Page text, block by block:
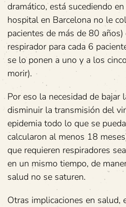
dramático, está sucediendo
hospital en Barcelona no le
pacientes de más de 80
respirador para cada 6
se lo ponen a uno y a los
morir).
Por eso la necesidad de bajar
disminuir la transmisión del
epidemia todo lo que se
calcularon al menos 18
que requieren respiradores
en un mismo tiempo, de
salud no se saturen.
Otras implicaciones en salud,